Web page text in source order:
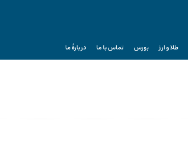
طلا و ارز بورس تماس با ما دربارۀ ما